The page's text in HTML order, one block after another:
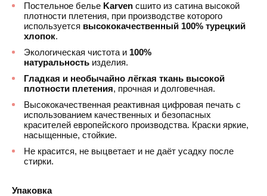
Постельное белье Karven сшито из сатина высокой
плотности плетения, при производстве которого
используется высококачественный 100% турецкий
хлопок.
Экологическая чистота и 100%
натуральность изделия.
Гладкая и необычайно лёгкая ткань высокой
плотности плетения, прочная и долговечная.
Высококачественная реактивная цифровая печать с
использованием качественных и безопасных
красителей европейского производства. Краски яркие,
насыщенные, стойкие.
Не красится, не выцветает и не даёт усадку после
стирки.
Упаковка